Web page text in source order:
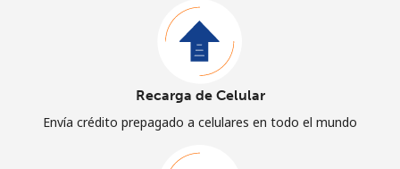
Recarga de Celular
Envía crédito prepagado a celulares en todo el mundo